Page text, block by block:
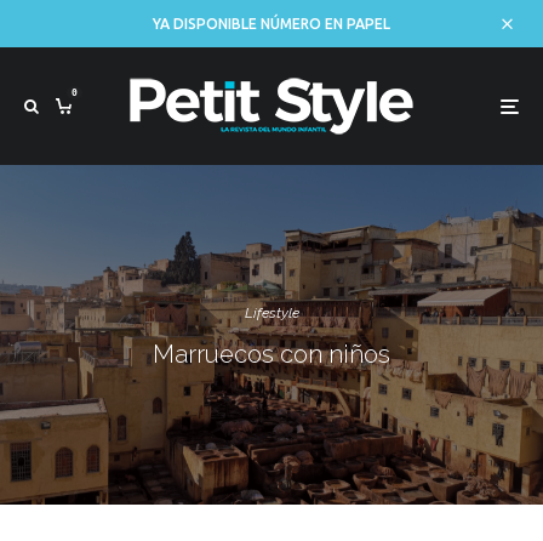
YA DISPONIBLE NÚMERO EN PAPEL
0
Lifestyle
Marruecos con niños